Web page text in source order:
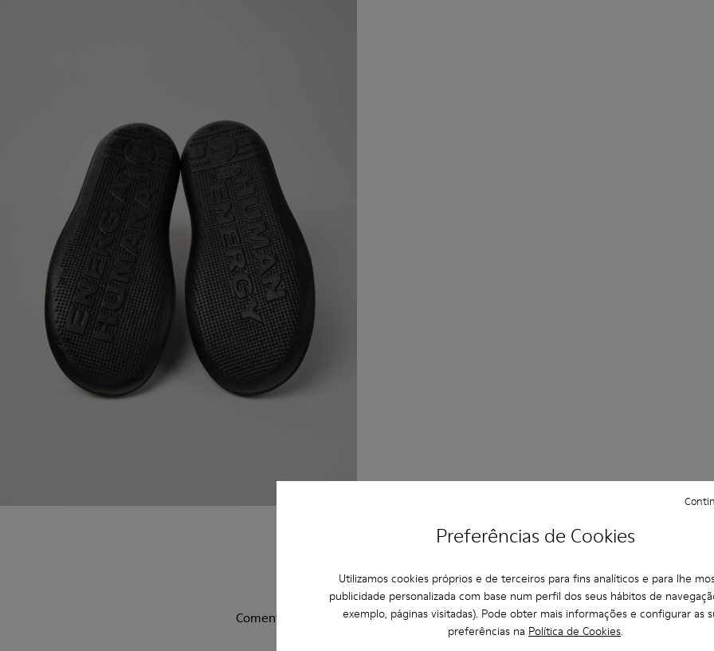
Preferências de Cookies
Utilizamos cookies próprios e de terceiros para fins analíticos e para lhe
publicidade personalizada com base num perfil dos seus hábitos de
exemplo, páginas visitadas). Pode obter mais informações e configurar as
preferências na Política de Cookies.
Comentários de Beetle